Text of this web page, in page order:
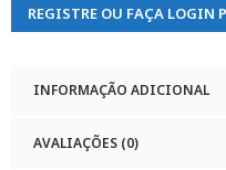
REGISTRE OU FAÇA LOGIN
INFORMAÇÃO ADICIONAL
AVALIAÇÕES (0)